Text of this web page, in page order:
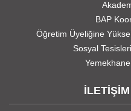
BAP
Öğretim Üyeliğine
Sosyal